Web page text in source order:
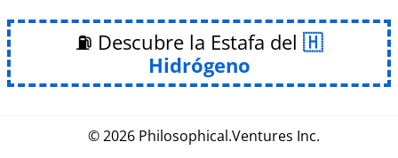
⛽ Descubre la Estafa del
Hidrógeno
© 2026 Philosophical.Ventures Inc.